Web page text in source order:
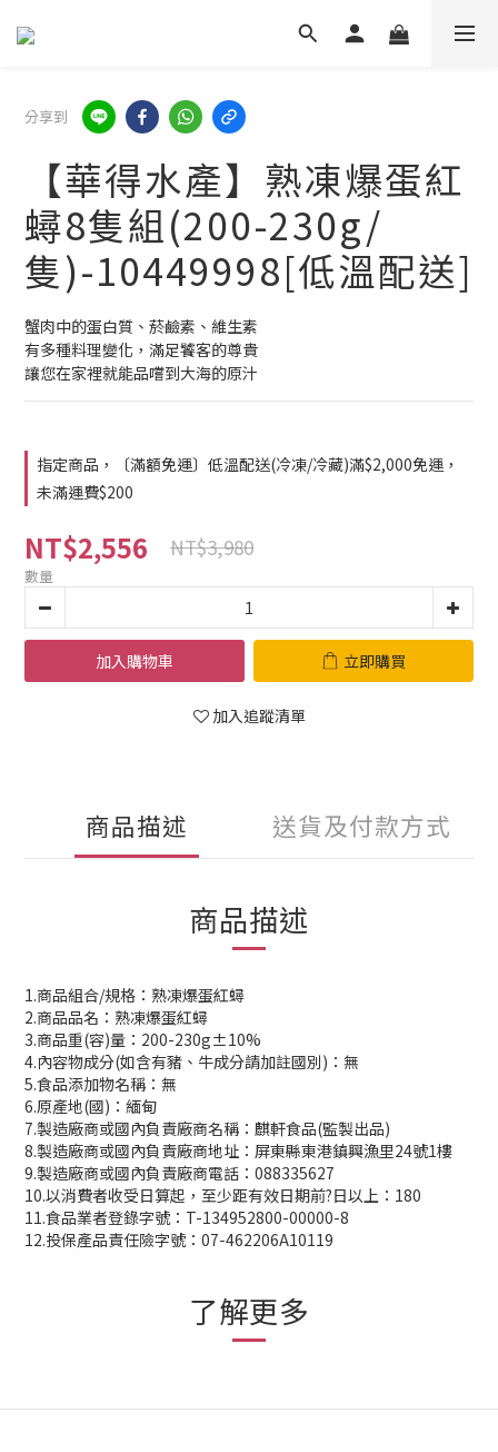
分享到
【華得水產】熟凍爆蛋紅
蟳8隻組(200-230g/
隻)-10449998[低溫配送]
蟹肉中的蛋白質、菸鹼素、維生素
有多種料理變化，滿足饕客的尊貴
讓您在家裡就能品嚐到大海的原汁
指定商品，〔滿額免運〕低溫配送(冷凍/冷藏)滿$2,000免運，
未滿運費$200
NT$2,556 NT$3,980
數量
加入購物車 立即購買
加入追蹤清單
商品描述 送貨及付款方式
商品描述
1.商品組合/規格：熟凍爆蛋紅蟳
2.商品品名：熟凍爆蛋紅蟳
3.商品重(容)量：200-230g±10%
4.內容物成分(如含有豬、牛成分請加註國別)：無
5.食品添加物名稱：無
6.原產地(國)：緬甸
7.製造廠商或國內負責廠商名稱：麒軒食品(監製出品)
8.製造廠商或國內負責廠商地址：屏東縣東港鎮興漁里24號1樓
9.製造廠商或國內負責廠商電話：088335627
10.以消費者收受日算起，至少距有效日期前?日以上：180
11.食品業者登錄字號：T-134952800-00000-8
12.投保產品責任險字號：07-462206A10119
了解更多